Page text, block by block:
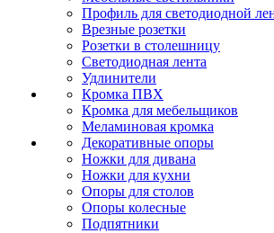
Профиль для светодиодной
Врезные розетки
Розетки в столешницу
Светодиодная лента
Удлинители
Кромка ПВХ
Кромка для мебельщиков
Меламиновая кромка
Декоративные опоры
Ножки для дивана
Ножки для кухни
Опоры для столов
Опоры колесные
Подпятники